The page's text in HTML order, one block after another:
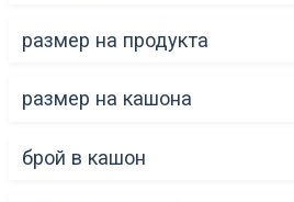
размер на продукта
размер на кашона
брой в кашон